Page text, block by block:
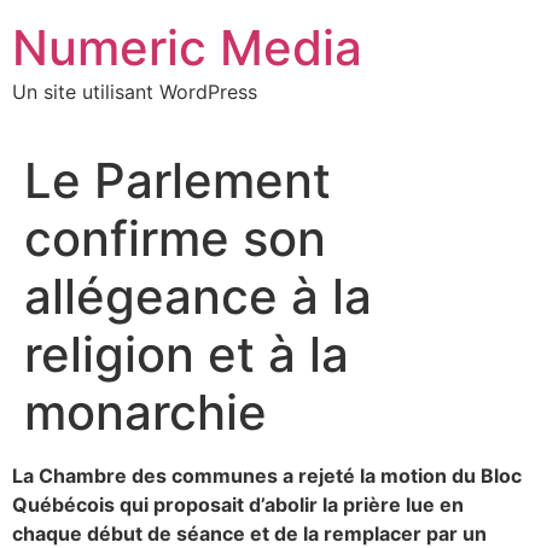
contenu
Numeric Media
Un site utilisant WordPress
Le Parlement
confirme son
allégeance à la
religion et à la
monarchie
La Chambre des communes a rejeté la motion du Bloc
Québécois qui proposait d’abolir la prière lue en
chaque début de séance et de la remplacer par un